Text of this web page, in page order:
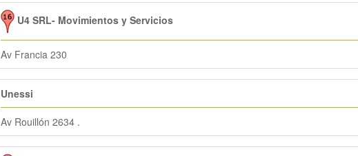
U4 SRL- Movimientos y Servicios
Av Francia 230
Unessi
Av Rouillón 2634 .